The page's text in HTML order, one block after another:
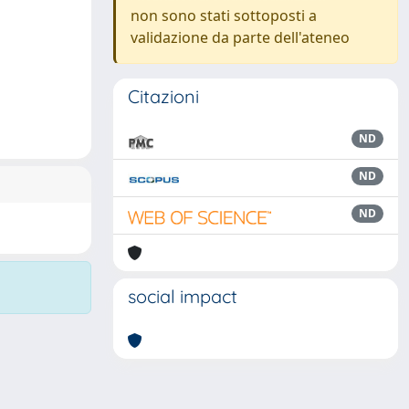
non sono stati sottoposti a
validazione da parte dell'ateneo
Citazioni
ND
ND
ND
social impact